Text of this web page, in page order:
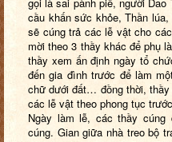
gọi là sai pành piê, người
cầu khấn sức khỏe, Thần
sẽ cúng trả các lễ vật cho
mời theo 3 thầy khác để phụ
thầy xem ấn định ngày tổ
đến gia đình trước để làm
chữ dưới đất… đồng thời,
các lễ vật theo phong tục
Ngày làm lễ, các thầy
cúng. Gian giữa nhà treo bộ